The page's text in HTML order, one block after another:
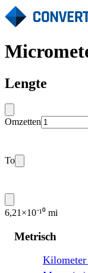
Lengte
Omzetten
To
6,21×10⁻¹⁰ mi
Metrisch